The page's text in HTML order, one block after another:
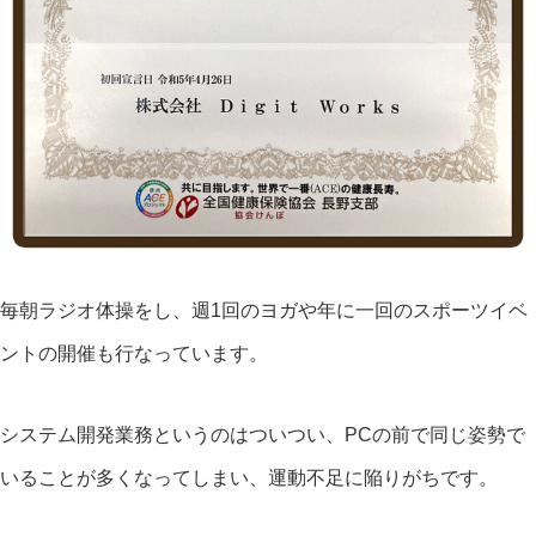
毎朝ラジオ体操をし、週1回のヨガや年に一回のスポーツイベ
ントの開催も行なっています。
システム開発業務というのはついつい、PCの前で同じ姿勢で
いることが多くなってしまい、運動不足に陥りがちです。